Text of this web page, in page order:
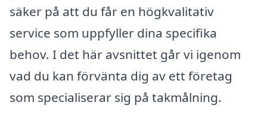
säker på att du får en högkvalitativ
service som uppfyller dina specifika
behov. I det här avsnittet går vi igenom
vad du kan förvänta dig av ett företag
som specialiserar sig på takmålning.